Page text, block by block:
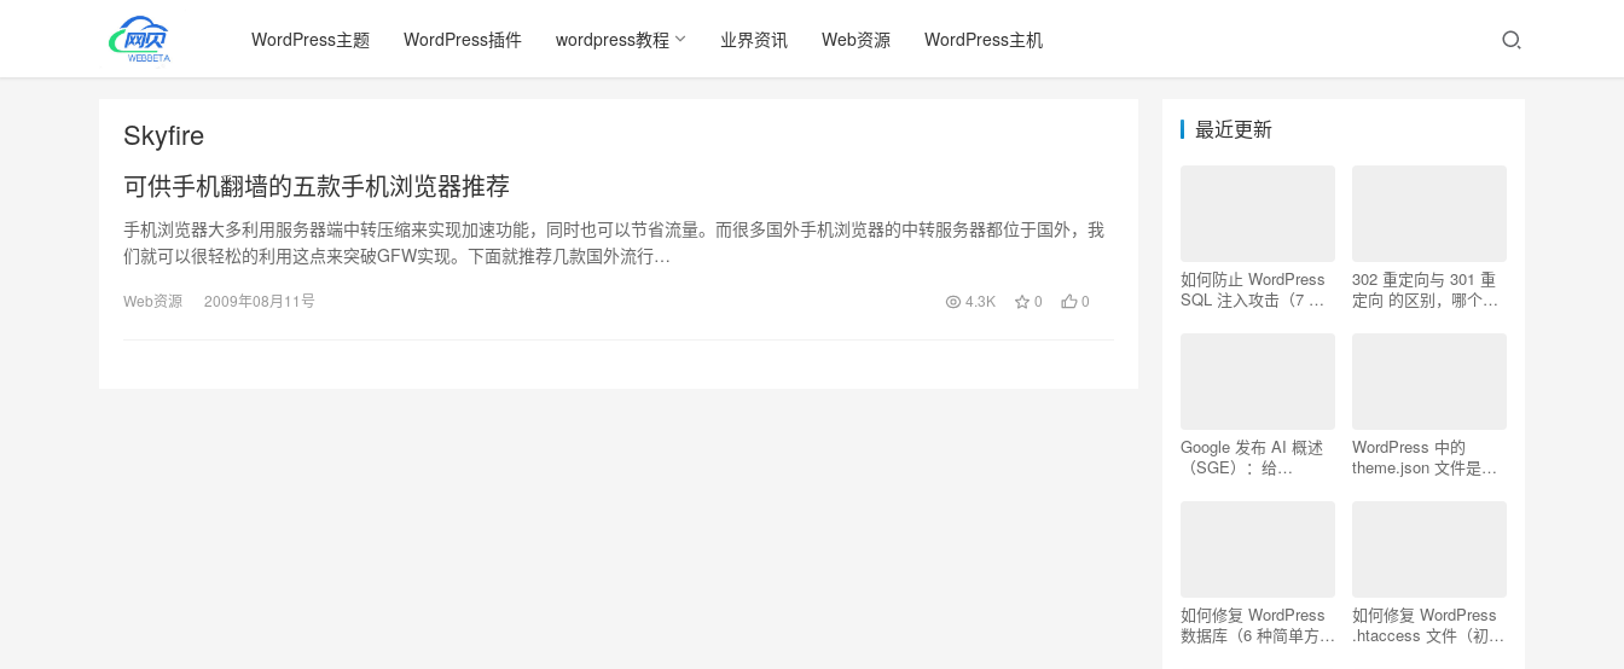
WordPress主题 WordPress插件 wordpress教程 业界资讯 Web资源 WordPress主机
Skyfire
可供手机翻墙的五款手机浏览器推荐
手机浏览器大多利用服务器端中转压缩来实现加速功能，同时也可以节省流量。而很多国外手机浏览器的中转服务器都位于国外，我
们就可以很轻松的利用这点来突破GFW实现。下面就推荐几款国外流行…
Web资源 2009年08月11号 4.3K 0 0
最近更新
如何防止 WordPress
SQL 注入攻击（7 个
302 重定向与 301 重
定向 的区别，哪个更
Google 发布 AI 概述
（SGE）：给
WordPress 中的
theme.json 文件是什
如何修复 WordPress
数据库（6 种简单方
如何修复 WordPress
.htaccess 文件（初学